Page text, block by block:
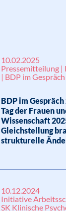
10.02.2025
Pressemitteilung |
| BDP im Gespräch
BDP im
Tag der Frauen
Wissenschaft
Gleichstellung
strukturelle
10.12.2024
Initiative
SK Klinische